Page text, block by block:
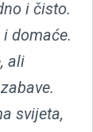
i čisto.
domaće.
ali
svijeta,